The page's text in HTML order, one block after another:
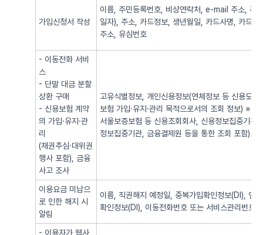
가입신청서 작성
이름, 주민등록번호, 비상연락처, e-mail 주소, 주
일자), 주소, 카드정보, 생년월일, 카드사명, 카드
주소, 유심번호
- 이동전화 서비
스
- 단말 대금 분할
상환 구매
- 신용보험 계약
의 가입·유지·관
리
(채권추심·대위권
행사 포함), 금융
사고 조사
고유식별정보, 개인신용정보(연체정보 등 신용도
보험 가입·유지·관리 목적으로서의 조회 정보) ※
서울보증보험 등 신용조회회사, 신용정보집중기관
정보집중기관, 금융결제원 등을 통한 조회 포함)로
이용요금 미납으
로 인한 해지 시
알림
이름, 직권해지 예정일, 중복가입확인정보(DI), 연
확인정보(DI), 이동전화번호 또는 서비스관리번호
- 이용자가 웹사